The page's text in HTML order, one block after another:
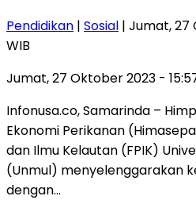
Pendidikan | Sosial | Jumat, 27
WIB
Jumat, 27 Oktober 2023 -
Infonusa.co, Samarinda –
Ekonomi Perikanan
dan Ilmu Kelautan (FPIK)
(Unmul) menyelenggarakan
dengan…